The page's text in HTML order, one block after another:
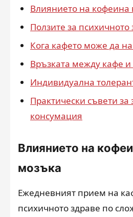
Влиянието на кофеина
Ползите за психичното
Кога кафето може да
Връзката между кафе и
Индивидуална
Практически съвети за
консумация
Влиянието на
мозъка
Ежедневният прием на
психичното здраве по